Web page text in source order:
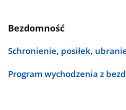
Bezdomność
Schronienie, posiłek,
Program wychodzenia z